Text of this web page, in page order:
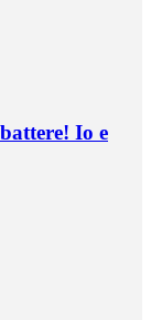
Io e